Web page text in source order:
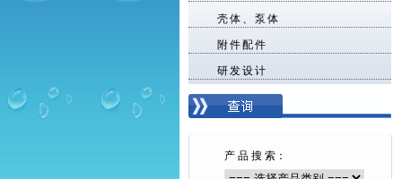
壳体、泵体
附件配件
研发设计
产 品 搜 索：